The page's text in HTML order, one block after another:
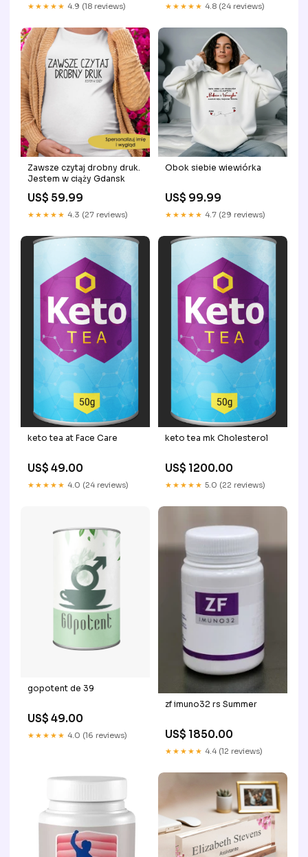
★★★★★ 4.9 (18 reviews) ★★★★★ 4.8 (24 reviews)
Zawsze czytaj drobny druk.
Jestem w ciąży Gdansk
US$ 59.99
★★★★★ 4.3 (27 reviews)
Obok siebie wiewiórka
US$ 99.99
★★★★★ 4.7 (29 reviews)
keto tea at Face Care
US$ 49.00
★★★★★ 4.0 (24 reviews)
keto tea mk Cholesterol
US$ 1200.00
★★★★★ 5.0 (22 reviews)
gopotent de 39
US$ 49.00
★★★★★ 4.0 (16 reviews)
zf imuno32 rs Summer
US$ 1850.00
★★★★★ 4.4 (12 reviews)